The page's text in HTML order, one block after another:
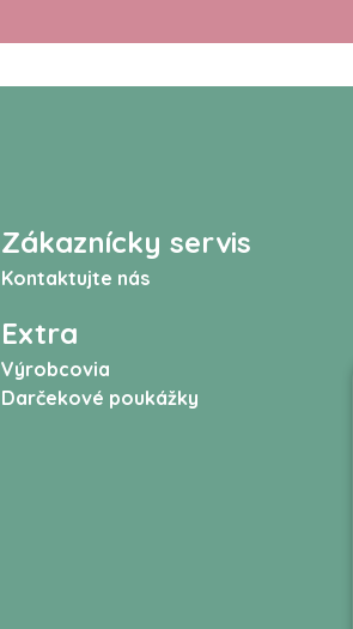
Zákaznícky servis
Kontaktujte nás
Extra
Výrobcovia
Darčekové poukážky